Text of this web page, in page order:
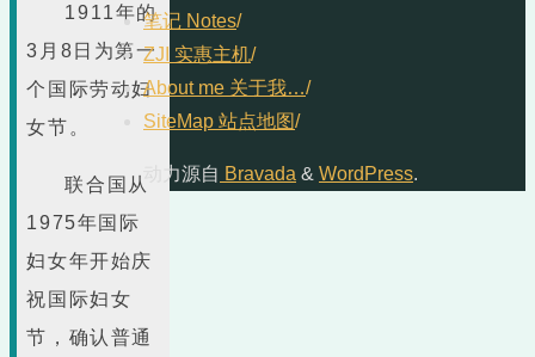
1911年的
3月8日为第一
个国际劳动妇
女节。
联合国从
1975年国际
妇女年开始庆
祝国际妇女
节，确认普通
笔记 Notes/
ZJI 实惠主机/
About me 关于我…/
SiteMap 站点地图/
动力源自 Bravada & WordPress.